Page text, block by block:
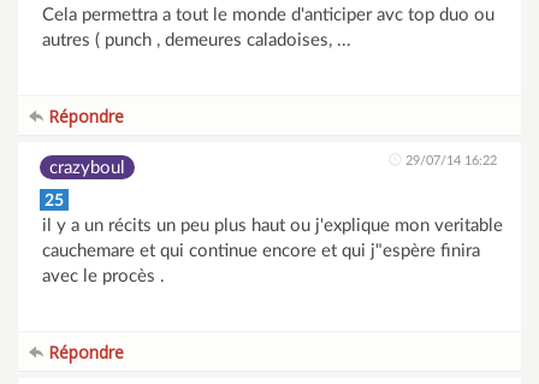
Cela permettra a tout le monde d'anticiper avc top duo ou
autres ( punch , demeures caladoises, ...
Répondre
crazyboul 29/07/14 16:22
25
il y a un récits un peu plus haut ou j'explique mon veritable
cauchemare et qui continue encore et qui j"espère finira
avec le procès .
Répondre